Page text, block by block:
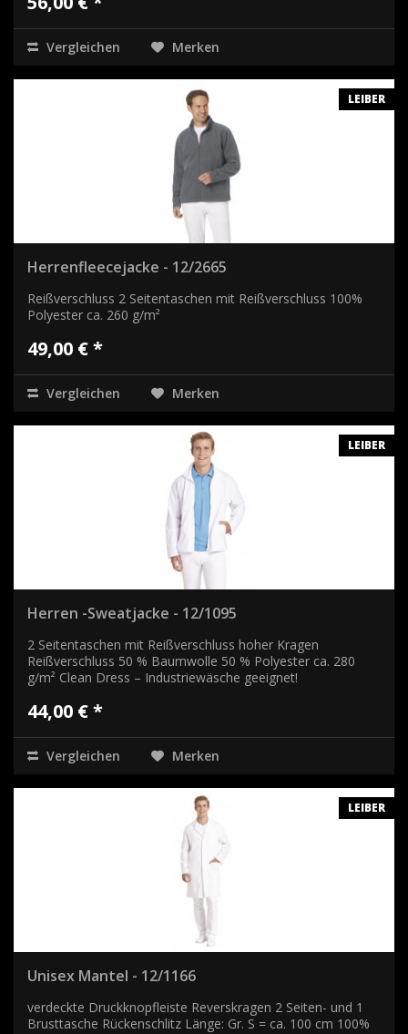
Vergleichen Merken
LEIBER
Herrenfleecejacke - 12/2665
Reißverschluss 2 Seitentaschen mit Reißverschluss 100%
Polyester ca. 260 g/m²
49,00 € *
Vergleichen Merken
LEIBER
Herren -Sweatjacke - 12/1095
2 Seitentaschen mit Reißverschluss hoher Kragen
Reißverschluss 50 % Baumwolle 50 % Polyester ca. 280
g/m² Clean Dress – Industriewäsche geeignet!
44,00 € *
Vergleichen Merken
LEIBER
Unisex Mantel - 12/1166
verdeckte Druckknopfleiste Reverskragen 2 Seiten- und 1
Brusttasche Rückenschlitz Länge: Gr. S = ca. 100 cm 100%